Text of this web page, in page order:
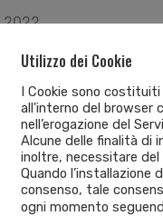
2022
Utilizzo dei Cookie
I Cookie sono
all'interno del browser
nell’erogazione del
Alcune delle finalità di
inoltre, necessitare
Quando l’installazione
consenso, tale
ogni momento